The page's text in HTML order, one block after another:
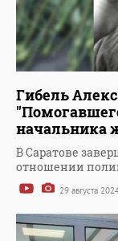
Гибель
начальника
В Саратове
отношении
29 августа